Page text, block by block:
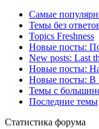
Самые
Темы без
Topics Freshness
Новые посты:
New posts: Last
Новые посты:
Новые посты: В
Темы с
Последние темы
Статистика форума